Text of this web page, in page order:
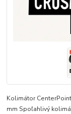
Kolimátor
mm Spoľahlivý